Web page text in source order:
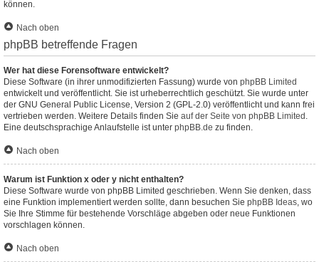
können.
Nach oben
phpBB betreffende Fragen
Wer hat diese Forensoftware entwickelt?
Diese Software (in ihrer unmodifizierten Fassung) wurde von phpBB Limited
entwickelt und veröffentlicht. Sie ist urheberrechtlich geschützt. Sie wurde unter
der GNU General Public License, Version 2 (GPL-2.0) veröffentlicht und kann frei
vertrieben werden. Weitere Details finden Sie auf der Seite von phpBB Limited .
Eine deutschsprachige Anlaufstelle ist unter phpBB.de zu finden.
Nach oben
Warum ist Funktion x oder y nicht enthalten?
Diese Software wurde von phpBB Limited geschrieben. Wenn Sie denken, dass
eine Funktion implementiert werden sollte, dann besuchen Sie phpBB Ideas, wo
Sie Ihre Stimme für bestehende Vorschläge abgeben oder neue Funktionen
vorschlagen können.
Nach oben